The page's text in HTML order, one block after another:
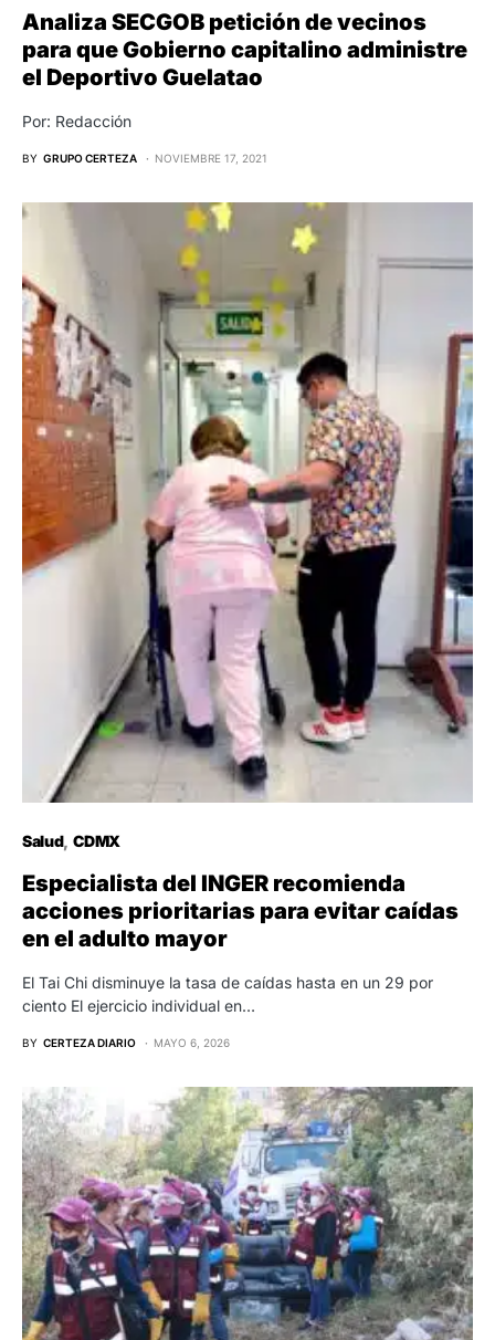
Analiza SECGOB petición de vecinos
para que Gobierno capitalino administre
el Deportivo Guelatao
Por: Redacción
BY GRUPO CERTEZA NOVIEMBRE 17, 2021
Salud CDMX
Especialista del INGER recomienda
acciones prioritarias para evitar caídas
en el adulto mayor
El Tai Chi disminuye la tasa de caídas hasta en un 29 por
ciento El ejercicio individual en…
BY CERTEZA DIARIO MAYO 6, 2026